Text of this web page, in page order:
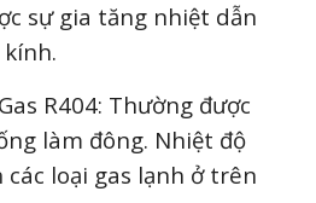
sự gia tăng nhiệt dẫn
R404: Thường được
làm đông. Nhiệt độ
các loại gas lạnh ở trên